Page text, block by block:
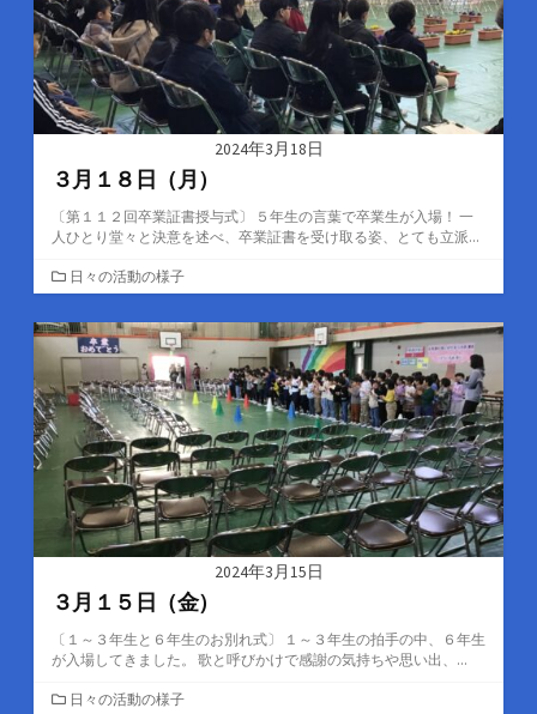
2024年3月18日
３月１８日（月）
〔第１１２回卒業証書授与式〕 ５年生の言葉で卒業生が入場！ 一
人ひとり堂々と決意を述べ、卒業証書を受け取る姿、とても立派...
カ
テ
ゴ
リ
ー
日々の活動の様子
2024年3月15日
３月１５日（金）
〔１～３年生と６年生のお別れ式〕 １～３年生の拍手の中、６年生
が入場してきました。 歌と呼びかけで感謝の気持ちや思い出、...
カ日々の活動の様子